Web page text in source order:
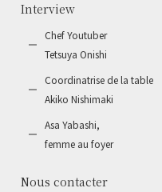
Interview
Chef Youtuber
Tetsuya Onishi
Coordinatrise de la table
Akiko Nishimaki
Asa Yabashi,
femme au foyer
Nous contacter